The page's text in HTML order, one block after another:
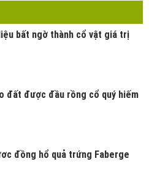
bất ngờ thành cổ vật giá trị
đất được đầu rồng cổ quý hiếm
đồng hổ quả trứng Faberge